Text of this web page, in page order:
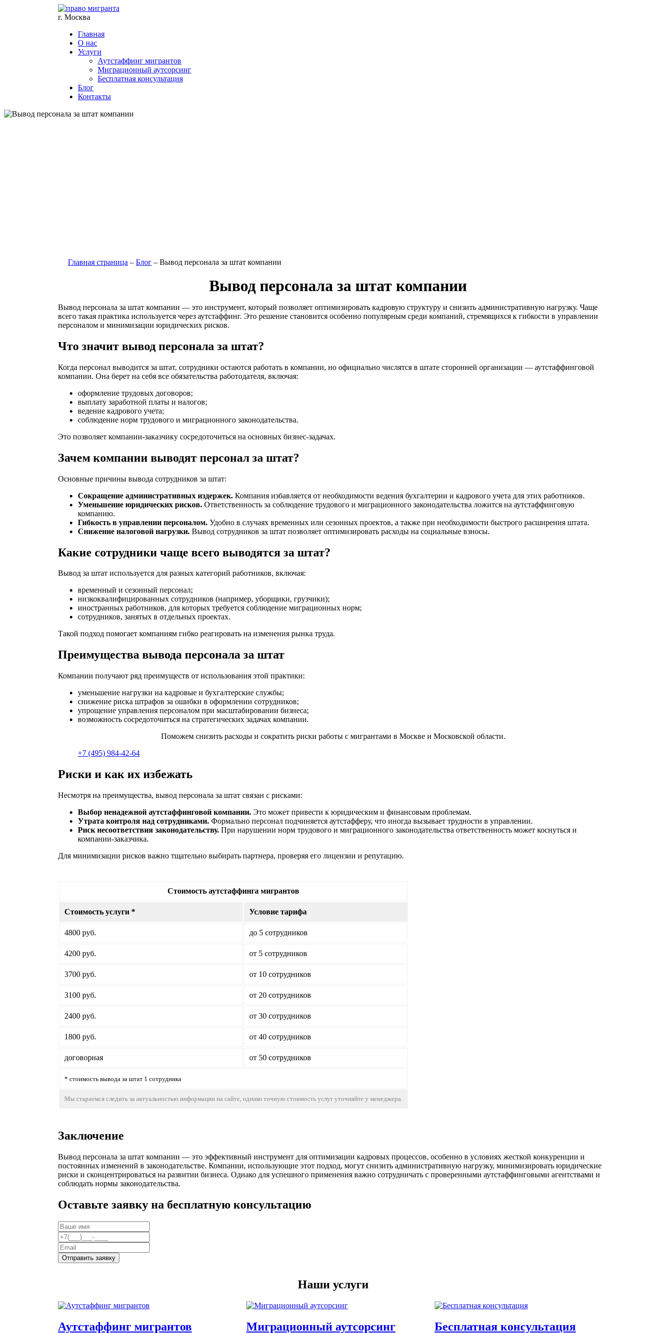
г. Москва
Главная
О нас
Услуги
Аутстаффинг мигрантов
Миграционный аутсорсинг
Бесплатная консультация
Блог
Контакты
Главная страница – Блог – Вывод персонала за штат компании
Вывод персонала за штат компании
Вывод персонала за штат компании — это инструмент, который позволяет оптимизировать кадровую структуру и снизить административную нагрузку. Чаще
всего такая практика используется через аутстаффинг. Это решение становится особенно популярным среди компаний, стремящихся к гибкости в управлении
персоналом и минимизации юридических рисков.
Что значит вывод персонала за штат?
Когда персонал выводится за штат, сотрудники остаются работать в компании, но официально числятся в штате сторонней организации — аутстаффинговой
компании. Она берет на себя все обязательства работодателя, включая:
оформление трудовых договоров;
выплату заработной платы и налогов;
ведение кадрового учета;
соблюдение норм трудового и миграционного законодательства.
Это позволяет компании-заказчику сосредоточиться на основных бизнес-задачах.
Зачем компании выводят персонал за штат?
Основные причины вывода сотрудников за штат:
Сокращение административных издержек. Компания избавляется от необходимости ведения бухгалтерии и кадрового учета для этих работников.
Уменьшение юридических рисков. Ответственность за соблюдение трудового и миграционного законодательства ложится на аутстаффинговую
компанию.
Гибкость в управлении персоналом. Удобно в случаях временных или сезонных проектов, а также при необходимости быстрого расширения штата.
Снижение налоговой нагрузки. Вывод сотрудников за штат позволяет оптимизировать расходы на социальные взносы.
Какие сотрудники чаще всего выводятся за штат?
Вывод за штат используется для разных категорий работников, включая:
временный и сезонный персонал;
низкоквалифицированных сотрудников (например, уборщики, грузчики);
иностранных работников, для которых требуется соблюдение миграционных норм;
сотрудников, занятых в отдельных проектах.
Такой подход помогает компаниям гибко реагировать на изменения рынка труда.
Преимущества вывода персонала за штат
Компании получают ряд преимуществ от использования этой практики:
уменьшение нагрузки на кадровые и бухгалтерские службы;
снижение риска штрафов за ошибки в оформлении сотрудников;
упрощение управления персоналом при масштабировании бизнеса;
возможность сосредоточиться на стратегических задачах компании.
Поможем снизить расходы и сократить риски работы с мигрантами в Москве и Московской области.
+7 (495) 984-42-64
Риски и как их избежать
Несмотря на преимущества, вывод персонала за штат связан с рисками:
Выбор ненадежной аутстаффинговой компании. Это может привести к юридическим и финансовым проблемам.
Утрата контроля над сотрудниками. Формально персонал подчиняется аутстафферу, что иногда вызывает трудности в управлении.
Риск несоответствия законодательству. При нарушении норм трудового и миграционного законодательства ответственность может коснуться и
компании-заказчика.
Для минимизации рисков важно тщательно выбирать партнера, проверяя его лицензии и репутацию.
Стоимость аутстаффинга мигрантов
Стоимость услуги * Условие тарифа
4800 руб. до 5 сотрудников
4200 руб. от 5 сотрудников
3700 руб. от 10 сотрудников
3100 руб. от 20 сотрудников
2400 руб. от 30 сотрудников
1800 руб. от 40 сотрудников
договорная от 50 сотрудников
* стоимость вывода за штат 1 сотрудника
Мы стараемся следить за актуальностью информации на сайте, однако точную стоимость услуг уточняйте у менеджера.
Заключение
Вывод персонала за штат компании — это эффективный инструмент для оптимизации кадровых процессов, особенно в условиях жесткой конкуренции и
постоянных изменений в законодательстве. Компании, использующие этот подход, могут снизить административную нагрузку, минимизировать юридические
риски и сконцентрироваться на развитии бизнеса. Однако для успешного применения важно сотрудничать с проверенными аутстаффинговыми агентствами и
соблюдать нормы законодательства.
Оставьте заявку на бесплатную консультацию
Отправить заявку
Наши услуги
Аутстаффинг мигрантов Миграционный аутсорсинг Бесплатная консультация